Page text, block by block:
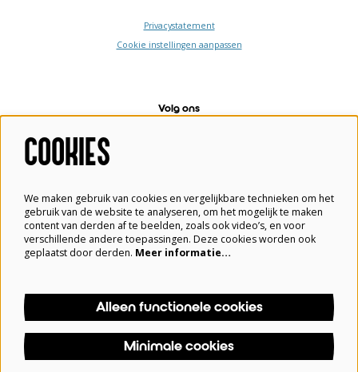
Privacystatement
Cookie instellingen aanpassen
Volg ons
Aanmelden
Deze site wordt beschermd door reCAPTCHA, dataverwerking gebeurt in overeenstemming met deCloud Data Processing Addendum van Google.
COOKIES
We maken gebruik van cookies en vergelijkbare technieken om het
gebruik van de website te analyseren, om het mogelijk te maken
content van derden af te beelden, zoals ook video’s, en voor
verschillende andere toepassingen. Deze cookies worden ook
geplaatst door derden. Meer informatie…
Alleen functionele cookies
Minimale cookies